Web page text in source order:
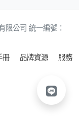
公司 統一編號：
冊 品牌資源
服務